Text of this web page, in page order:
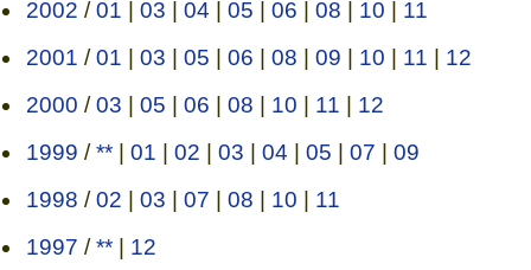
2002 /01 | 03 | 04 | 05 | 06 | 08 | 10 | 11
2001 /01 | 03 | 05 | 06 | 08 | 09 | 10 | 11 | 12
2000 /03 | 05 | 06 | 08 | 10 | 11 | 12
1999 /**| 01 | 02 | 03 | 04 | 05 | 07 | 09
1998 /02 | 03 | 07 | 08 | 10 | 11
1997 /**| 12